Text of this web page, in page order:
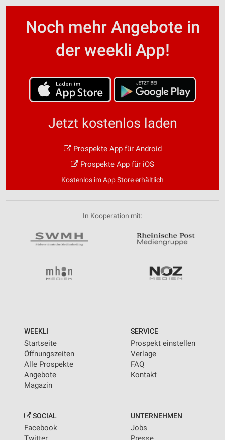
Noch mehr Angebote in
der weekli App!
Jetzt kostenlos laden
Prospekte App für Android
Prospekte App für iOS
Kostenlos im App Store erhältlich
In Kooperation mit:
WEEKLI
Startseite
Öffnungszeiten
Alle Prospekte
Angebote
Magazin
SERVICE
Prospekt einstellen
Verlage
FAQ
Kontakt
SOCIAL
Facebook
UNTERNEHMEN
Jobs